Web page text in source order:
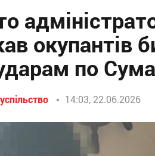
окупантів
по
14:03, 22.06.2026